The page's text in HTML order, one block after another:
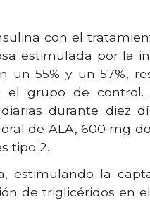
con el
estimulada por la
55% y un 57%,
el grupo de
durante diez
de ALA, 600 mg
tipo 2.
estimulando la
de triglicéridos en